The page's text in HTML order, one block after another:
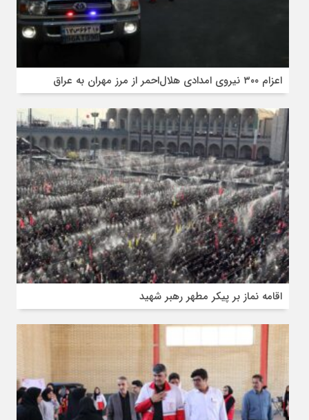
اعزام ۳۰۰ نیروی امدادی هلال‌احمر از مرز مهران به عراق
اقامه نماز بر پیکر مطهر رهبر شهید